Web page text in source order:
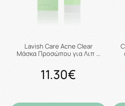
Lavish Care Acne Clear
Μάσκα Προσώπου για Λιπ …
11.30€